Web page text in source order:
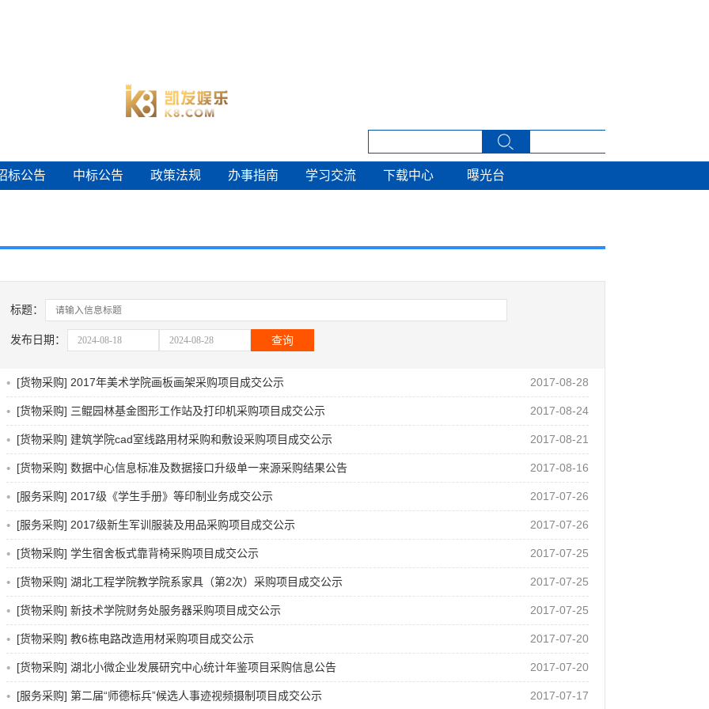
标公告
标公告 中标公告
中标公告 政策法规
政策法规 办事指南
办事指南 学习交流
学习交流 下载中心
下载中心 曝光台
曝光台
标题：
发布日期： 查询
[货物采购] 2017年美术学院画板画架采购项目成交公示 2017-08-28
[货物采购] 三鲲园林基金图形工作站及打印机采购项目成交公示 2017-08-24
[货物采购] 建筑学院cad室线路用材采购和敷设采购项目成交公示 2017-08-21
[货物采购] 数据中心信息标准及数据接口升级单一来源采购结果公告 2017-08-16
[服务采购] 2017级《学生手册》等印制业务成交公示 2017-07-26
[服务采购] 2017级新生军训服装及用品采购项目成交公示 2017-07-26
[货物采购] 学生宿舍板式靠背椅采购项目成交公示 2017-07-25
[货物采购] 湖北工程学院教学院系家具（第2次）采购项目成交公示 2017-07-25
[货物采购] 新技术学院财务处服务器采购项目成交公示 2017-07-25
[货物采购] 教6栋电路改造用材采购项目成交公示 2017-07-20
[货物采购] 湖北小微企业发展研究中心统计年鉴项目采购信息公告 2017-07-20
[服务采购] 第二届“师德标兵”候选人事迹视频摄制项目成交公示 2017-07-17